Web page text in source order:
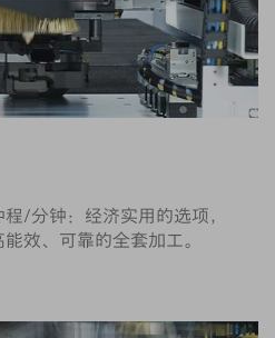
/分钟：经济实用的选项，
效、可靠的全套加工。